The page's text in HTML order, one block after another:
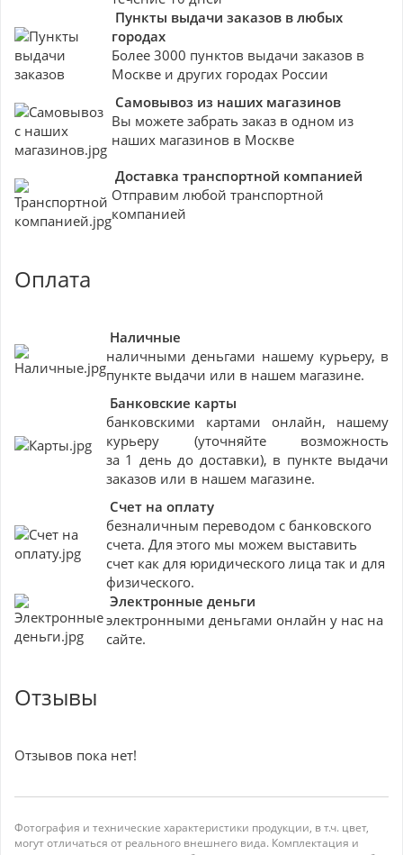
Пункты выдачи заказов в любых
городах
Более 3000 пунктов выдачи заказов в
Москве и других городах России
Самовывоз из наших магазинов
Вы можете забрать заказ в одном из
наших магазинов в Москве
Доставка транспортной компанией
Отправим любой транспортной
компанией
Оплата
Наличные
наличными деньгами нашему курьеру, в
пункте выдачи или в нашем магазине.
Банковские карты
банковскими картами онлайн, нашему
курьеру (уточняйте возможность
за 1 день до доставки), в пункте выдачи
заказов или в нашем магазине.
Счет на оплату
безналичным переводом с банковского
счета. Для этого мы можем выставить
счет как для юридического лица так и для
физического.
Электронные деньги
электронными деньгами онлайн у нас на
сайте.
Отзывы
Отзывов пока нет!
Фотография и технические характеристики продукции, в т.ч. цвет,
могут отличаться от реального внешнего вида. Комплектация и